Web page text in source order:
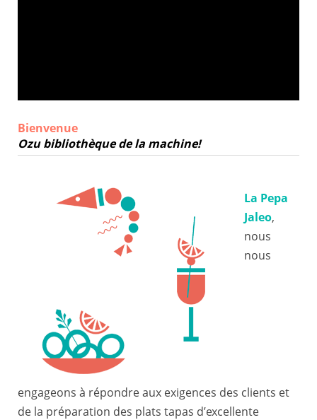
Bienvenue
Ozu bibliothèque de la machine!
La Pepa
Jaleo,
nous
nous
engageons à répondre aux exigences des clients et
de la préparation des plats tapas d’excellente